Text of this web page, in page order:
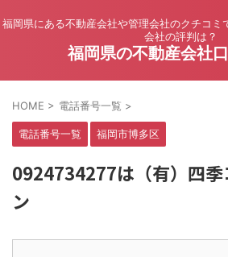
福岡県にある不動産会社や管理会社のクチコミ
会社の評判は？
福岡県の不動産会社
HOME > 電話番号一覧 >
電話番号一覧 福岡市博多区
0924734277は（有）四季
ン